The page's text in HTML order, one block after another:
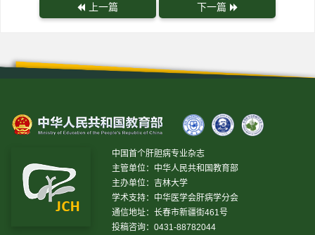
上一篇 下一篇
中国首个肝胆病专业杂志
主管单位：中华人民共和国教育部
主办单位：吉林大学
学术支持：中华医学会肝病学分会
通信地址：长春市新疆街461号
投稿咨询：0431-88782044